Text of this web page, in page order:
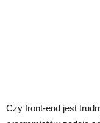
Czy front-end jest